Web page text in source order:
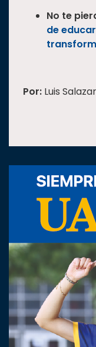
No te
de
Por: Luis